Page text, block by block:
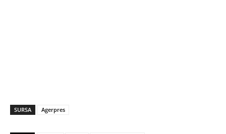
SURSA Agerpres